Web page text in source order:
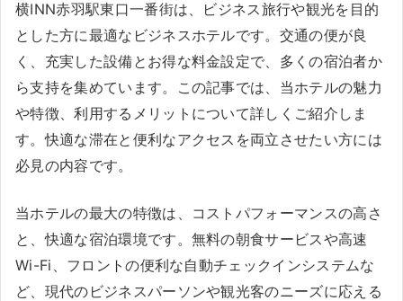
横INN赤羽駅東口一番街は、ビジネス旅行や観光を目的
とした方に最適なビジネスホテルです。交通の便が良
く、充実した設備とお得な料金設定で、多くの宿泊者か
ら支持を集めています。この記事では、当ホテルの魅力
や特徴、利用するメリットについて詳しくご紹介しま
す。快適な滞在と便利なアクセスを両立させたい方には
必見の内容です。
当ホテルの最大の特徴は、コストパフォーマンスの高さ
と、快適な宿泊環境です。無料の朝食サービスや高速
Wi-Fi、フロントの便利な自動チェックインシステムな
ど、現代のビジネスパーソンや観光客のニーズに応える